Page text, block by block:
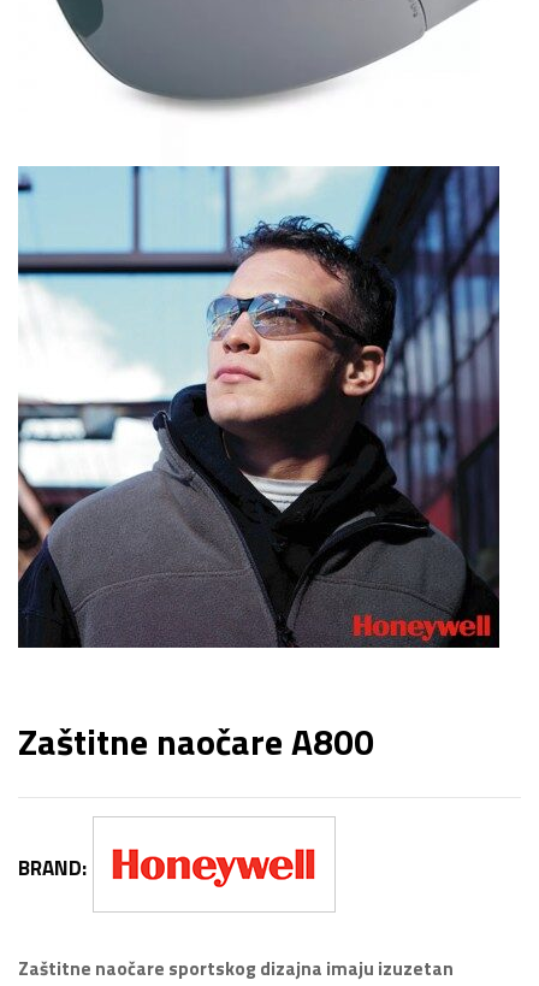
Zaštitne naočare A800
BRAND:
Zaštitne naočare sportskog dizajna imaju izuzetan